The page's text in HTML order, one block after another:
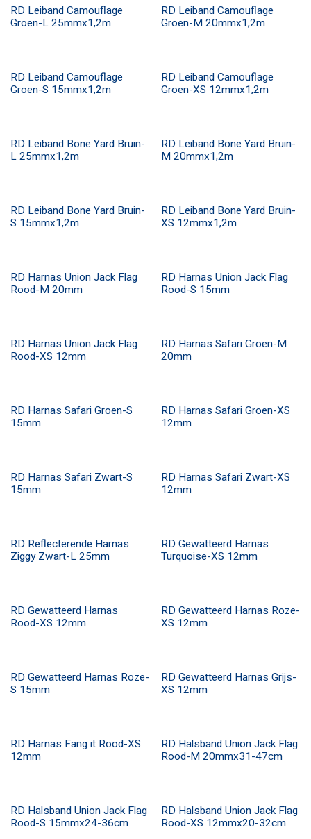
RD Leiband Camouflage
Groen-L 25mmx1,2m
RD Leiband Camouflage
Groen-M 20mmx1,2m
RD Leiband Camouflage
Groen-S 15mmx1,2m
RD Leiband Camouflage
Groen-XS 12mmx1,2m
RD Leiband Bone Yard Bruin-
L 25mmx1,2m
RD Leiband Bone Yard Bruin-
M 20mmx1,2m
RD Leiband Bone Yard Bruin-
S 15mmx1,2m
RD Leiband Bone Yard Bruin-
XS 12mmx1,2m
RD Harnas Union Jack Flag
Rood-M 20mm
RD Harnas Union Jack Flag
Rood-S 15mm
RD Harnas Union Jack Flag
Rood-XS 12mm
RD Harnas Safari Groen-M
20mm
RD Harnas Safari Groen-S
15mm
RD Harnas Safari Groen-XS
12mm
RD Harnas Safari Zwart-S
15mm
RD Harnas Safari Zwart-XS
12mm
RD Reflecterende Harnas
Ziggy Zwart-L 25mm
RD Gewatteerd Harnas
Turquoise-XS 12mm
RD Gewatteerd Harnas
Rood-XS 12mm
RD Gewatteerd Harnas Roze-
XS 12mm
RD Gewatteerd Harnas Roze-
S 15mm
RD Gewatteerd Harnas Grijs-
XS 12mm
RD Harnas Fang it Rood-XS
12mm
RD Halsband Union Jack Flag
Rood-M 20mmx31-47cm
RD Halsband Union Jack Flag
Rood-S 15mmx24-36cm
RD Halsband Union Jack Flag
Rood-XS 12mmx20-32cm